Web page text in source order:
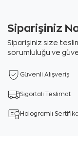
Siparişiniz
Siparişiniz size
sorumluluğu ve
Güvenli Alışveriş
Sigortalı Teslimat
Hologramlı Sertifika